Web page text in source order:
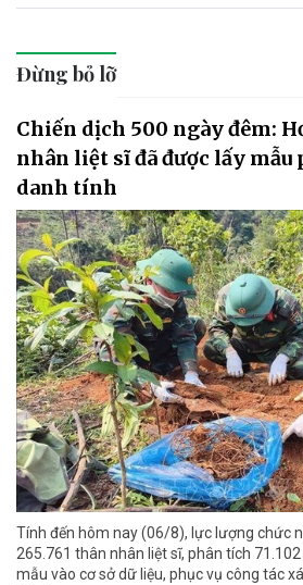
Đừng bỏ lỡ
Chiến dịch 500 ngày đêm:
nhân liệt sĩ đã được lấy mẫu
danh tính
Tính đến hôm nay (06/8), lực lượng chức
265.761 thân nhân liệt sĩ, phân tích
mẫu vào cơ sở dữ liệu, phục vụ công tác